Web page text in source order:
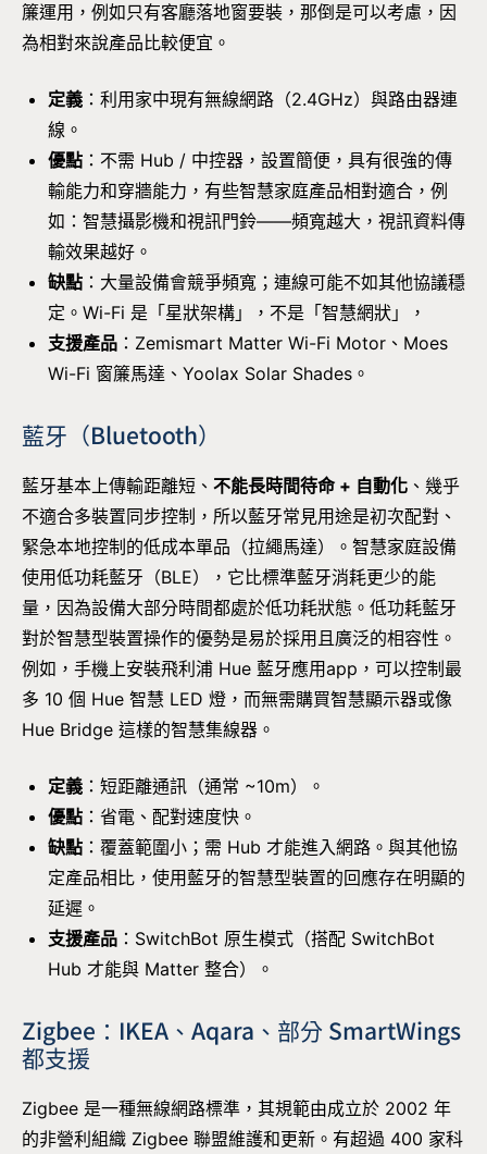
簾運用，例如只有客廳落地窗要裝，那倒是可以考慮，因
為相對來說產品比較便宜。
定義 ：利用家中現有無線網路（2.4GHz）與路由器連
線。
優點 ：不需 Hub / 中控器，設置簡便，具有很強的傳
輸能力和穿牆能力，有些智慧家庭產品相對適合，例
如：智慧攝影機和視訊門鈴——頻寬越大，視訊資料傳
輸效果越好。
缺點 ：大量設備會競爭頻寬；連線可能不如其他協議穩
定。Wi-Fi 是「星狀架構」，不是「智慧網狀」，
支援產品 ：Zemismart Matter Wi-Fi Motor、Moes
Wi-Fi 窗簾馬達、Yoolax Solar Shades。
藍牙（Bluetooth）
藍牙基本上傳輸距離短、 不能長時間待命 + 自動化 、幾乎
不適合多裝置同步控制，所以藍牙常見用途是初次配對、
緊急本地控制的低成本單品（拉繩馬達）。智慧家庭設備
使用低功耗藍牙（BLE），它比標準藍牙消耗更少的能
量，因為設備大部分時間都處於低功耗狀態。低功耗藍牙
對於智慧型裝置操作的優勢是易於採用且廣泛的相容性。
例如，手機上安裝飛利浦 Hue 藍牙應用app，可以控制最
多 10 個 Hue 智慧 LED 燈，而無需購買智慧顯示器或像
Hue Bridge 這樣的智慧集線器。
定義 ：短距離通訊（通常 ~10m）。
優點 ：省電、配對速度快。
缺點 ：覆蓋範圍小；需 Hub 才能進入網路。與其他協
定產品相比，使用藍牙的智慧型裝置的回應存在明顯的
延遲。
支援產品 ：SwitchBot 原生模式（搭配 SwitchBot
Hub 才能與 Matter 整合）。
Zigbee：IKEA、Aqara、部分 SmartWings
都支援
Zigbee 是一種無線網路標準，其規範由成立於 2002 年
的非營利組織 Zigbee 聯盟維護和更新。有超過 400 家科